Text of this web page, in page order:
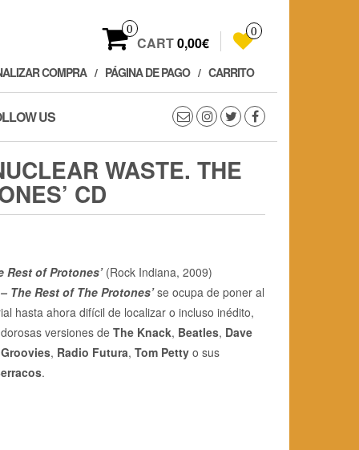
0
CART0,00€
0
COMPRA PÁGINA DE PAGO CARRITO
US
WASTE. THE
CD
Rest of Protones’(Rock Indiana, 2009)
The Rest of The Protones’se ocupa de poner al
hasta ahora difícil de localizar o incluso inédito,
versiones de The Knack, Beatles, Dave
, Radio Futura, Tom Petty o sus
.